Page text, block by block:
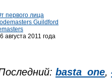
первого лица
Guildford
августа 2011 года
basta_one,